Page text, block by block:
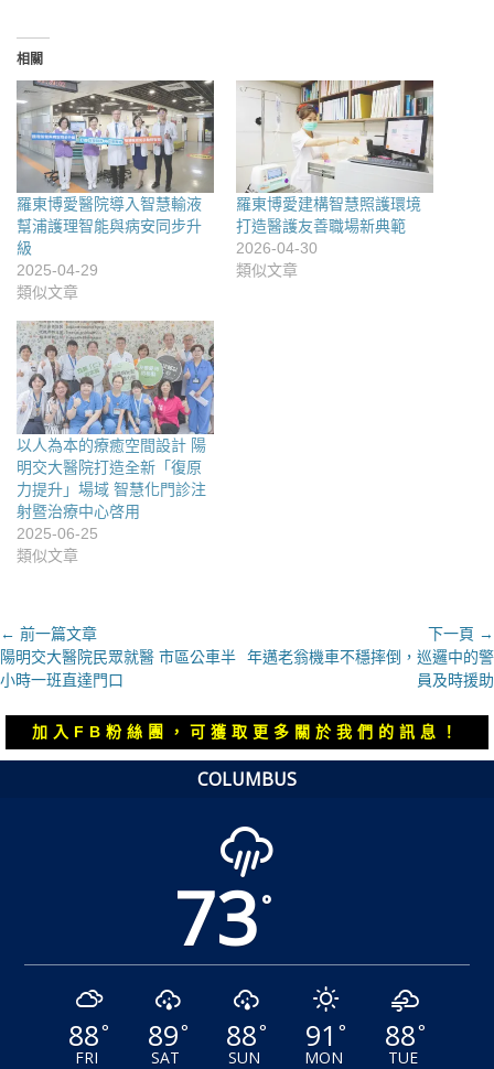
相關
羅東博愛醫院導入智慧輸液
幫浦護理智能與病安同步升
級
2025-04-29
類似文章
羅東博愛建構智慧照護環境
打造醫護友善職場新典範
2026-04-30
類似文章
以人為本的療癒空間設計 陽
明交大醫院打造全新「復原
力提升」場域 智慧化門診注
射暨治療中心啓用
2025-06-25
類似文章
文
章
導
覽
← 前一篇文章
上
一
章：
陽明交大醫院民眾就醫 市區公車半
小時一班直達門口
下一頁 →
下
文
章：
年邁老翁機車不穩摔倒，巡邏中的警
員及時援助
加入FB粉絲團，可獲取更多關於我們的訊息！
COLUMBUS
73°
88°
FRI
89°
SAT
88°
SUN
91 °
MON
88°
TUE